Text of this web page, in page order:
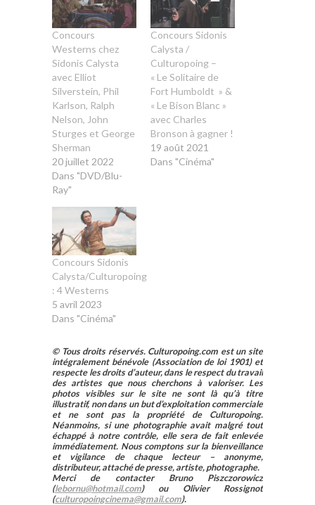
Concours
Westerns chez
Sidonis Calysta
avec Elliot
Silverstein, Phil
Karlson, Ralph
Nelson, John
Sturges et George
Sherman
20 juillet 2022
Dans "DVD/Blu-
Ray"
Concours Sidonis
Calysta /
Culturopoing –
« Le Solitaire de
Fort Humboldt » &
« Le Bison Blanc »
avec Charles
Bronson à gagner !
19 août 2021
Dans "Cinéma"
Concours Sidonis
Calysta/Culturopoing
: 4 Westerns
5 avril 2023
Dans "Cinéma"
© Tous droits réservés. Culturopoing.com est un site
intégralement bénévole (Association de loi 1901) et
respecte les droits d’auteur, dans le respect du travail
des artistes que nous cherchons à valoriser. Les
photos visibles sur le site ne sont là qu’à titre
illustratif, non dans un but d’exploitation commerciale
et ne sont pas la propriété de Culturopoing.
Néanmoins, si une photographie avait malgré tout
échappé à notre contrôle, elle sera de fait enlevée
immédiatement. Nous comptons sur la bienveillance
et vigilance de chaque lecteur – anonyme,
distributeur, attaché de presse, artiste, photographe.
Merci de contacter Bruno Piszczorowicz
(lebornu@hotmail.com) ou Olivier Rossignot
(culturopoingcinema@gmail.com).